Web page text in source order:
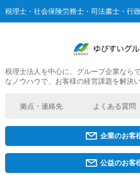
税理士法人を中心に、グループ企業なら
なノウハウで、お客様の経営課題を解決い
拠点・連絡先 よくある質問
企業のお客
公益のお客
ご挨拶
グループ概要
ゆびすいのあゆみ
京都オフィス